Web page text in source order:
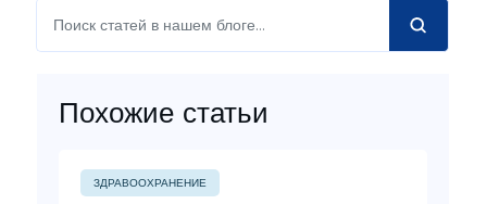
Похожие статьи
ЗДРАВООХРАНЕНИЕ